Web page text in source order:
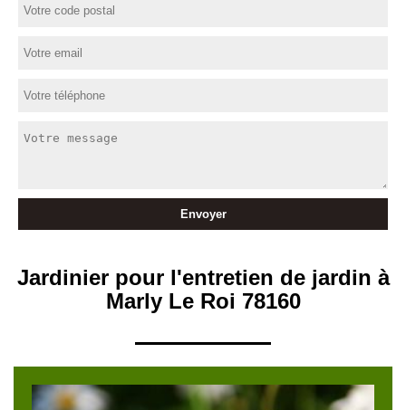
Jardinier pour l'entretien de jardin à
Marly Le Roi 78160